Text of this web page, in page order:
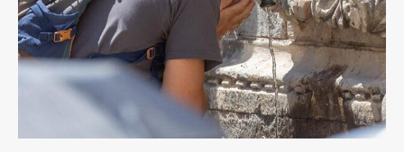
Kontakt
Impressum